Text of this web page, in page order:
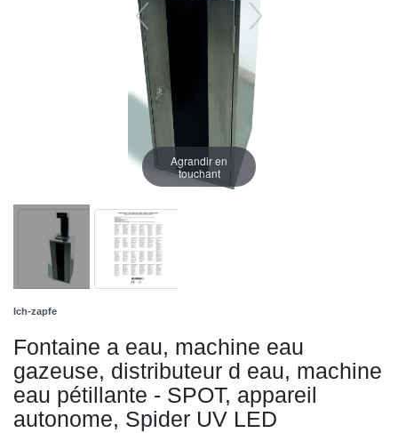
Agrandir en
touchant
Ich-zapfe
Fontaine a eau, machine eau
gazeuse, distributeur d eau, machine
eau pétillante - SPOT, appareil
autonome, Spider UV LED